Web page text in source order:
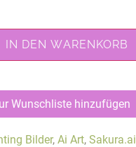
IN DEN WARENKORB
Wunschliste hinzufügen
Bilder, Ai Art, Sakura.ai